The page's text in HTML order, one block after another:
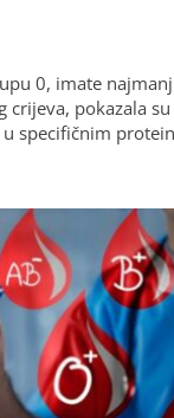
0, imate
crijeva, pokazala
specifičnim